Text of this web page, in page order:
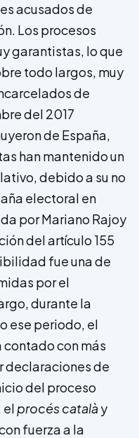
acusados de
Los procesos
garantistas, lo que
todo largos, muy
de
del 2017
de España,
han mantenido un
debido a su no
electoral en
por Mariano Rajoy
del artículo 155
fue una de
por el
durante la
ese periodo, el
con más
declaraciones de
del proceso
el procés catalày
fuerza a la